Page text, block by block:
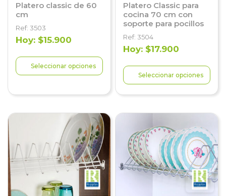
Platero classic de 60
cm
Ref: 3503
Hoy: $15.900
Seleccionar opciones
Platero Classic para
cocina 70 cm con
soporte para pocillos
Ref: 3504
Hoy: $17.900
Seleccionar opciones